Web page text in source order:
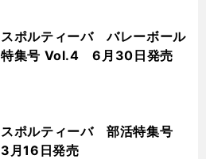
スポルティーバ バレーボール
特集号 Vol.4 6月30日発売
スポルティーバ 部活特集号
3月16日発売